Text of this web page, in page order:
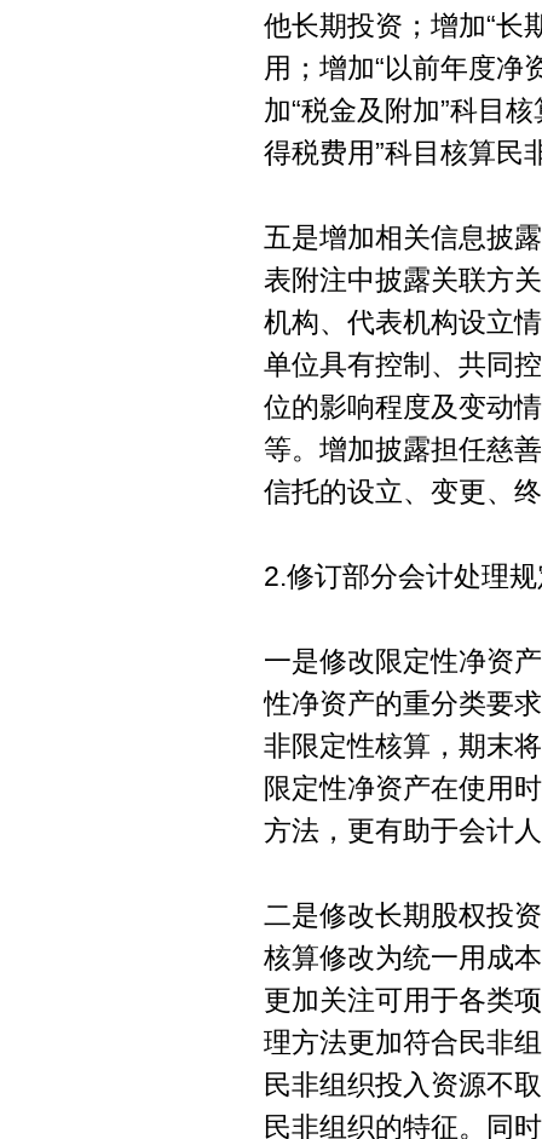
他长期投资；增加“长
用；增加“以前年度净
加“税金及附加”科目
得税费用”科目核算民
五是增加相关信息披
表附注中披露关联方
机构、代表机构设立
单位具有控制、共同
位的影响程度及变动
等。增加披露担任慈
信托的设立、变更、
2.修订部分会计处理
一是修改限定性净资
性净资产的重分类要
非限定性核算，期末
限定性净资产在使用
方法，更有助于会计
二是修改长期股权投
核算修改为统一用成
更加关注可用于各类
理方法更加符合民非
民非组织投入资源不
民非组织的特征。同